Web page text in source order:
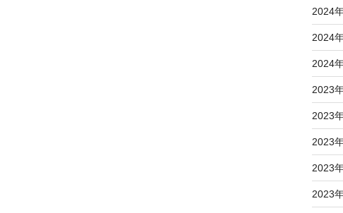
2024
2024
2024
2023
2023
2023
2023
2023